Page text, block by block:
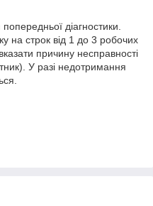
діагностики.
на строк від 1 до 3 робочих
причину несправності
У разі недотримання